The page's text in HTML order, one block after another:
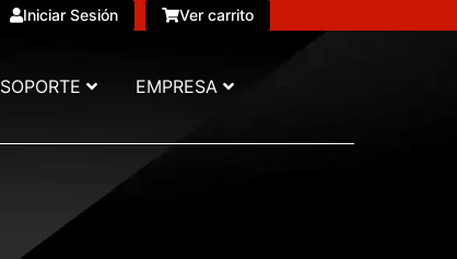
Iniciar Sesión Ver carrito
SOPORTE EMPRESA